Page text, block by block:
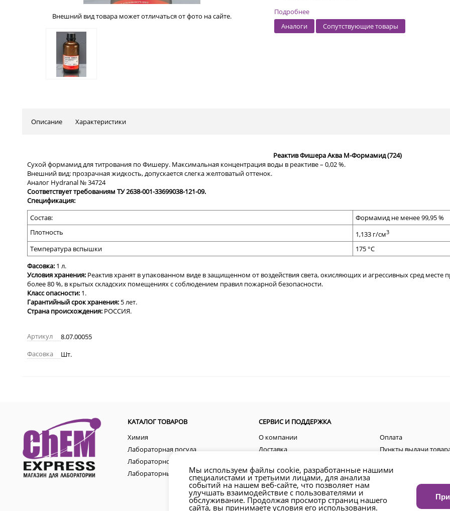
Внешний вид товара может отличаться от фото на сайте.
Подробнее
Аналоги
Сопутствующие товары
Описание Характеристики
Реактив Фишера Аква М-Формамид (724)
Сухой формамид для титрования по Фишеру. Максимальная концентрация воды в реактиве – 0,02 %.
Внешний вид: прозрачная жидкость, допускается слегка желтоватый оттенок.
Аналог Hydranal № 34724
Соответствует требованиям ТУ 2638-001-33699038-121-09.
Спецификация:
Состав:
Формамид не менее 99,95 %
Плотность
1,133 г/см3
Температура вспышки
175 °С
Фасовка: 1 л.
Условия хранения: Реактив хранят в упакованном виде в защищенном от воздействия света, окисляющих и агрессивных сред месте
более 80 %, в крытых складских помещениях с соблюдением правил пожарной безопасности.
Класс опасности: 1.
Гарантийный срок хранения: 5 лет.
Страна происхождения: РОССИЯ.
Артикул
8.07.00055
Фасовка
Шт.
КАТАЛОГ ТОВАРОВ
Химия
Лабораторная посуда
Лабораторное оборудование
Лабораторные аксессуары
СЕРВИС И ПОДДЕРЖКА
О компании
Оплата
Доставка
Пункты выдачи
Контакты
Как оформить заказ?
Возврат товара и денежных средств
Региональные
Мы используем файлы cookie, разработанные нашими
специалистами и третьими лицами, для анализа
событий на нашем веб-сайте, что позволяет нам
улучшать взаимодействие с пользователями и
обслуживание. Продолжая просмотр страниц нашего
сайта, вы принимаете условия его использования.